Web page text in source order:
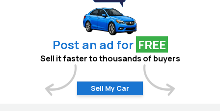
Post an ad for FREE
Sell it faster to thousands of buyers
Sell My Car